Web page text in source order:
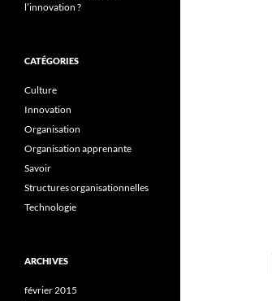
l’innovation ?
CATÉGORIES
Culture
Innovation
Organisation
Organisation apprenante
Savoir
Structures organisationnelles
Technologie
ARCHIVES
février 2015